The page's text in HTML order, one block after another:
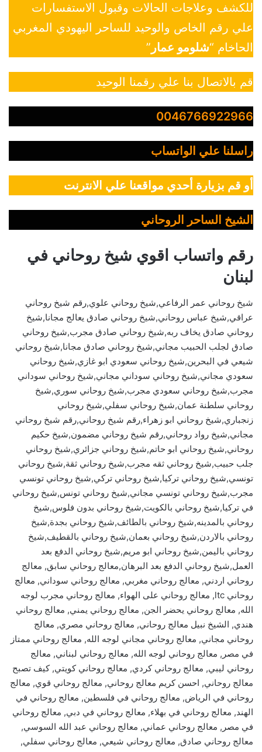
للكشف وعلاجات الحالات وقبول الاستفسارات
علي رقم الخاص والوحيد للساحر اليهودي المغربي
الحاخام “شلومو عمار ”
قم بالاتصال بنا علي رقمنا الوحيد
0046766922966
راسلنا علي الواتساب
أو قم بزيارة أحدي مواقعنا علي الانترنت
الشيخ الساحر الروحاني
رقم واتساب اقوي شيخ روحاني في
لبنان
شيخ روحاني عمر الرفاعي,شيخ روحاني علوي,رقم شيخ روحاني
عراقي,شيخ عباس روحاني,شيخ روحاني صادق يعالج مجانا,شيخ
روحاني صادق يخاف ربه,شيخ روحاني صادق مجرب,شيخ روحاني
صادق لجلب الحبيب مجاني,شيخ روحاني صادق مجانا,شيخ روحاني
شيعي في البحرين,شيخ روحاني سعودي ابو غازي,شيخ روحاني
سعودي مجاني,شيخ روحاني سوداني مجاني,شيخ روحاني سوداني
مجرب,شيخ روحاني سعودي مجرب,شيخ روحاني سوري,شيخ
روحاني سلطنة عمان,شيخ روحاني سفلي,شيخ روحاني
زنجباري,شيخ روحاني ابو زهراء,رقم شيخ روحاني,رقم شيخ روحاني
مجاني,شيخ رواد روحاني,رقم شيخ روحاني مضمون,شيخ حكيم
روحاني,شيخ روحاني ابو حاتم,شيخ روحاني جزائري,شيخ روحاني
جلب حبيب,شيخ روحاني ثقه مجرب,شيخ روحاني ثقة,شيخ روحاني
تونسي,شيخ روحاني تركيا,شيخ روحاني تركي,شيخ روحاني تونسي
مجرب,شيخ روحاني تونسي مجاني,شيخ روحاني تونس,شيخ روحاني
في تركيا,شيخ روحاني بالكويت,شيخ روحاني بدون فلوس,شيخ
روحاني بالمدينه,شيخ روحاني بالطائف,شيخ روحاني بجدة,شيخ
روحاني بالاردن,شيخ روحاني بعمان,شيخ روحاني بالقطيف,شيخ
روحاني باليمن,شيخ روحاني ابو مريم,شيخ روحاني الدفع بعد
العمل,شيخ روحاني الدفع بعد البرهان,معالج روحاني سابق, معالج
روحاني اردني, معالج روحاني مغربي, معالج روحاني سوداني, معالج
روحاني ltc, معالج روحاني على الهواء, معالج روحاني مجرب لوجه
الله, معالج روحاني يحضر الجن, معالج روحاني يمني, معالج روحاني
هندي, الشيخ نبيل معالج روحاني, معالج روحاني مصري, معالج
روحاني مجاني, معالج روحاني مجاني لوجه الله, معالج روحاني ممتاز
في مصر, معالج روحاني لوجه الله, معالج روحاني لبناني, معالج
روحاني ليبي, معالج روحاني كردي, معالج روحاني كويتي, كيف تصبح
معالج روحاني, احسن كريم معالج روحاني, معالج روحاني قوي, معالج
روحاني في الرياض, معالج روحاني في فلسطين, معالج روحاني في
الهند, معالج روحاني في بهلاء, معالج روحاني في دبي, معالج روحاني
في مصر, معالج روحاني عماني, معالج روحاني عبد الله السوسي,
معالج روحاني صادق, معالج روحاني شيعي, معالج روحاني سفلي,